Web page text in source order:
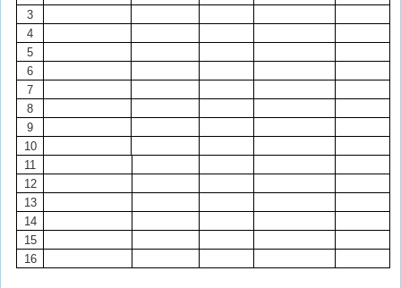
3
4
5
6
7
8
9
10
11
12
13
14
15
16